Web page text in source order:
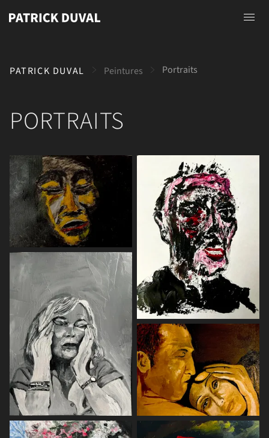
A propos
Peintures
Dessins
Contact
PATRICK DUVAL Peintures Portraits
PORTRAITS